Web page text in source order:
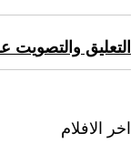
التعليق
اخر الافلام